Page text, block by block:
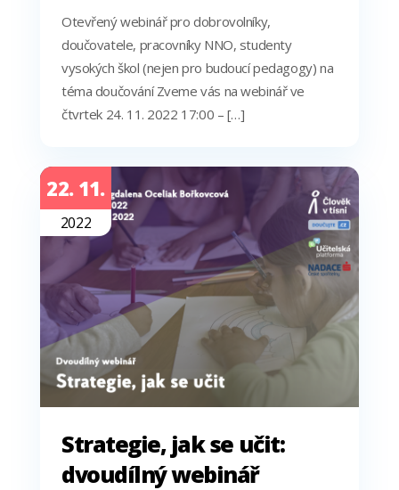
Otevřený webinář pro dobrovolníky,
doučovatele, pracovníky NNO, studenty
vysokých škol (nejen pro budoucí pedagogy) na
téma doučování Zveme vás na webinář ve
čtvrtek 24. 11. 2022 17:00 – […]
22. 11.
2022
Strategie, jak se učit:
dvoudílný webinář